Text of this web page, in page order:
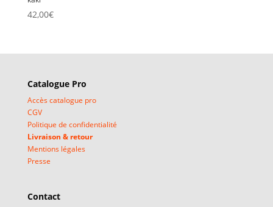
42,00€
Catalogue Pro
Accès catalogue pro
CGV
Politique de confidentialité
Livraison & retour
Mentions légales
Presse
Contact